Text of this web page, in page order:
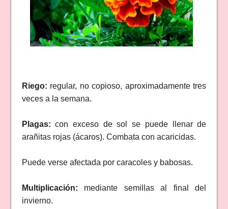
Riego: regular, no copioso, aproximadamente tres
veces a la semana.
Plagas: con exceso de sol se puede llenar de
arañitas rojas (ácaros). Combata con acaricidas.
Puede verse afectada por caracoles y babosas.
Multiplicación: mediante semillas al final del
invierno.